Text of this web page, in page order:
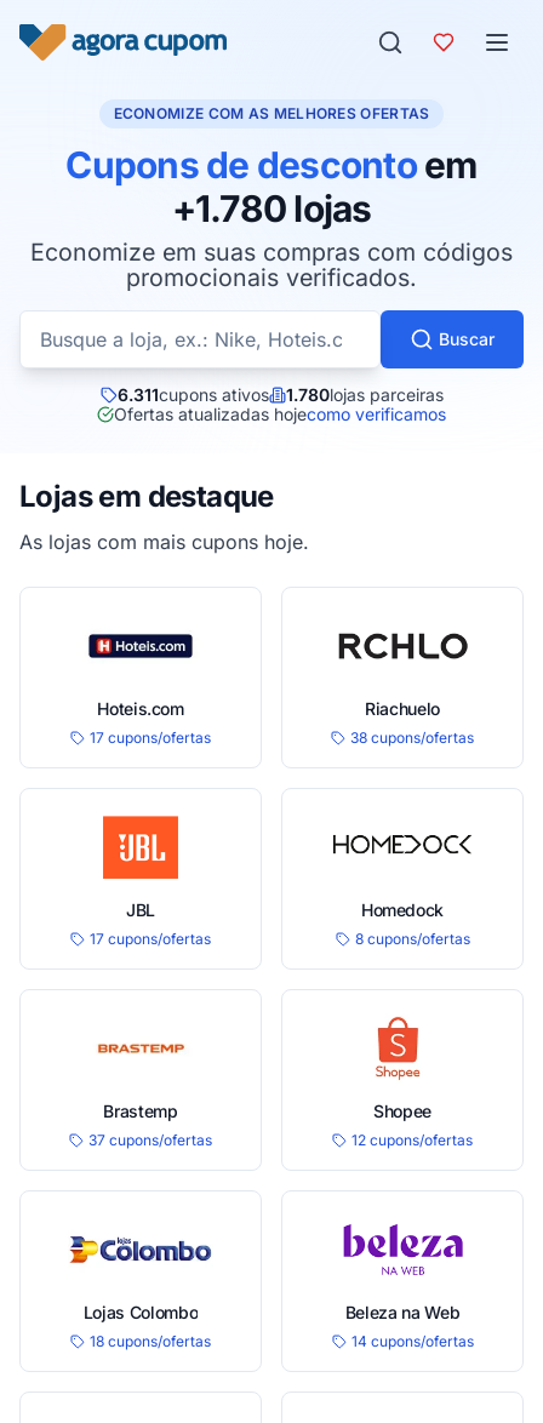
ECONOMIZE COM AS MELHORES OFERTAS
Cupons de descontoem
+1.780 lojas
Economize em suas compras com códigos
promocionais verificados.
Buscar cupons por loja
Buscar
6.311cupons ativos 1.780lojas parceiras
Ofertas atualizadas hojecomo verificamos
Lojas em destaque
As lojas com mais cupons hoje.
Hoteis.com
17 cupons/ofertas
Riachuelo
38 cupons/ofertas
JBL
17 cupons/ofertas
Homedock
8 cupons/ofertas
Brastemp
37 cupons/ofertas
Shopee
12 cupons/ofertas
Lojas Colombo
18 cupons/ofertas
Beleza na Web
14 cupons/ofertas